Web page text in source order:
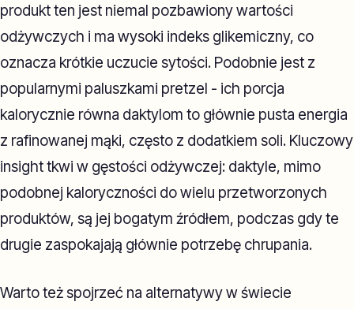
produkt ten jest niemal pozbawiony wartości
odżywczych i ma wysoki indeks glikemiczny, co
oznacza krótkie uczucie sytości. Podobnie jest z
popularnymi paluszkami pretzel - ich porcja
kalorycznie równa daktylom to głównie pusta energia
z rafinowanej mąki, często z dodatkiem soli. Kluczowy
insight tkwi w gęstości odżywczej: daktyle, mimo
podobnej kaloryczności do wielu przetworzonych
produktów, są jej bogatym źródłem, podczas gdy te
drugie zaspokajają głównie potrzebę chrupania.
Warto też spojrzeć na alternatywy w świecie